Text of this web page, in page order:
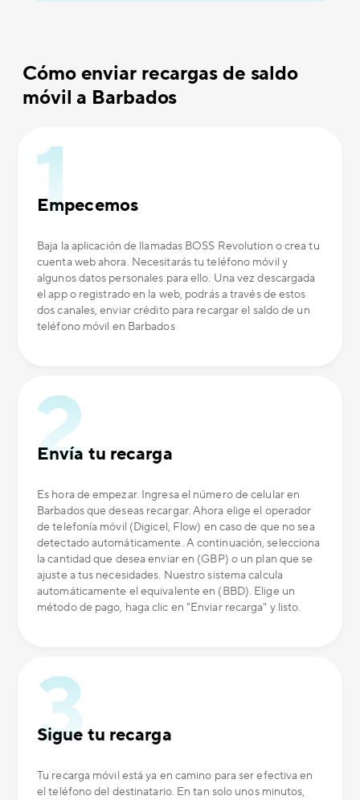
Cómo enviar recargas de saldo
móvil a Barbados
Empecemos
Baja la aplicación de llamadas BOSS Revolution o crea tu
cuenta web ahora. Necesitarás tu teléfono móvil y
algunos datos personales para ello. Una vez descargada
el app o registrado en la web, podrás a través de estos
dos canales, enviar crédito para recargar el saldo de un
teléfono móvil en Barbados
Envía tu recarga
Es hora de empezar. Ingresa el número de celular en
Barbados que deseas recargar. Ahora elige el operador
de telefonía móvil (Digicel, Flow) en caso de que no sea
detectado automáticamente. A continuación, selecciona
la cantidad que desea enviar en (GBP) o un plan que se
ajuste a tus necesidades. Nuestro sistema calcula
automáticamente el equivalente en (BBD). Elige un
método de pago, haga clic en "Enviar recarga" y listo.
Sigue tu recarga
Tu recarga móvil está ya en camino para ser efectiva en
el teléfono del destinatario. En tan solo unos minutos,